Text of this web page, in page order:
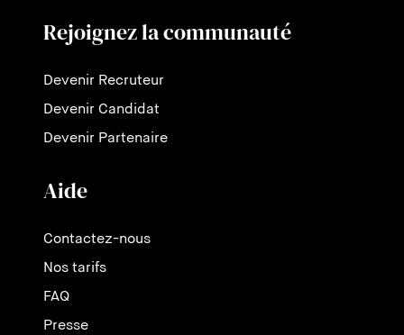
Rejoignez la communauté
Devenir Recruteur
Devenir Candidat
Devenir Partenaire
Aide
Contactez-nous
Nos tarifs
FAQ
Presse